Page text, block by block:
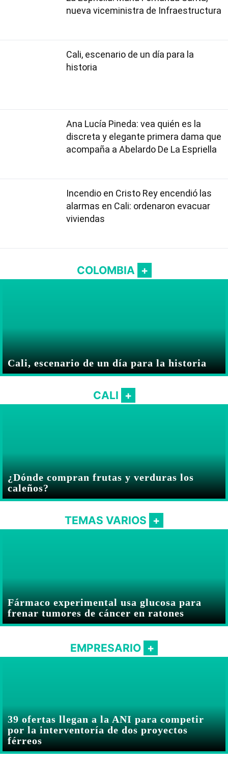
nueva viceministra de Infraestructura
Cali, escenario de un día para la
historia
Ana Lucía Pineda: vea quién es la
discreta y elegante primera dama que
acompaña a Abelardo De La Espriella
Incendio en Cristo Rey encendió las
alarmas en Cali: ordenaron evacuar
viviendas
COLOMBIA
Cali, escenario de un día para la historia
CALI
¿Dónde compran frutas y verduras los
caleños?
TEMAS VARIOS
Fármaco experimental usa glucosa para
frenar tumores de cáncer en ratones
EMPRESARIO
39 ofertas llegan a la ANI para competir
por la interventoría de dos proyectos
férreos